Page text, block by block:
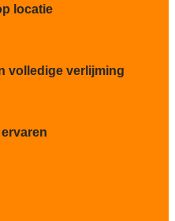
locatie
volledige verlijming